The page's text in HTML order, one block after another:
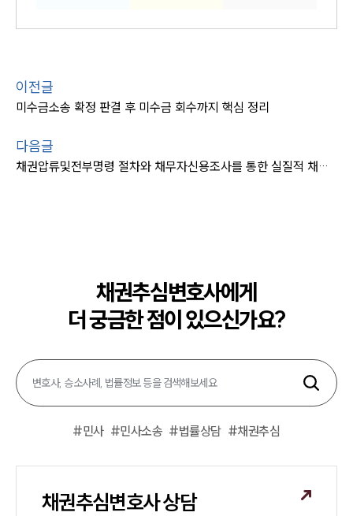
이전글
미수금소송 확정 판결 후 미수금 회수까지 핵심 정리
다음글
채권압류및전부명령 절차와 채무자신용조사를 통한 실질적 채권 회수 전략
채권추심변호사에게
더 궁금한 점이 있으신가요?
#민사 #민사소송 #법률상담 #채권추심
채권추심변호사 상담